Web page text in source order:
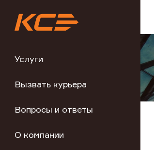
Услуги
Вызвать курьера
Вопросы и ответы
О компании